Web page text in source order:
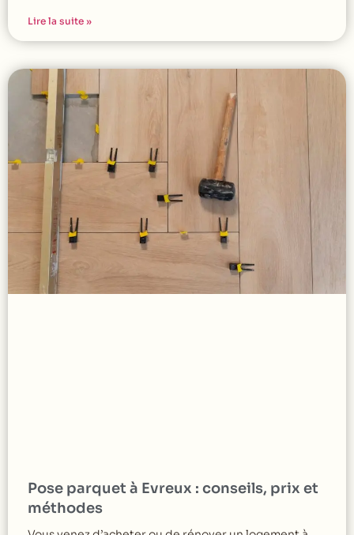
Lire la suite »
Pose parquet à Evreux : conseils, prix et
méthodes